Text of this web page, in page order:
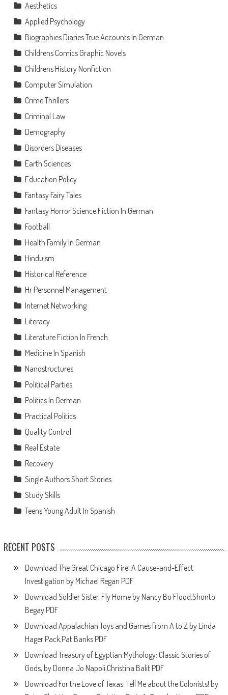
Aesthetics
Applied Psychology
Biographies Diaries True Accounts In German
Childrens Comics Graphic Novels
Childrens History Nonfiction
Computer Simulation
Crime Thrillers
Criminal Law
Demography
Disorders Diseases
Earth Sciences
Education Policy
Fantasy Fairy Tales
Fantasy Horror Science Fiction In German
Football
Health Family In German
Hinduism
Historical Reference
Hr Personnel Management
Internet Networking
Literacy
Literature Fiction In French
Medicine In Spanish
Nanostructures
Political Parties
Politics In German
Practical Politics
Quality Control
Real Estate
Recovery
Single Authors Short Stories
Study Skills
Teens Young Adult In Spanish
RECENT POSTS
Download The Great Chicago Fire: A Cause-and-Effect
Investigation by Michael Regan PDF
Download Soldier Sister, Fly Home by Nancy Bo Flood,Shonto
Begay PDF
Download Appalachian Toys and Games from A to Z by Linda
Hager Pack,Pat Banks PDF
Download Treasury of Egyptian Mythology: Classic Stories of
Gods, by Donna Jo Napoli,Christina Balit PDF
Download For the Love of Texas: Tell Me about the Colonists! by